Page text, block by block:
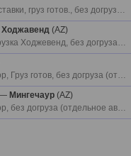
~ 2 595 км, тент, Запрос ставки, груз готов., без догруза (отдельное авто), CMR, груз готов
Ходжавенд (AZ)
тент, Таможня Баку, Выгрузка Ходжевенд, без догруза (отдельное авто), CMR
~ 1 826 км, рефрижератор, Груз готов, без догруза (отдельное авто), CMR, температура: -18, груз готов
— Мингечаур (AZ)
~ 2 079 км, рефрижератор, без догруза (отдельное авто), температура: +2+4